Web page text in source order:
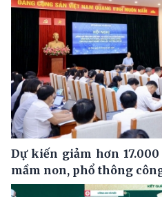
Dự kiến giảm hơn
mầm non, phổ thông